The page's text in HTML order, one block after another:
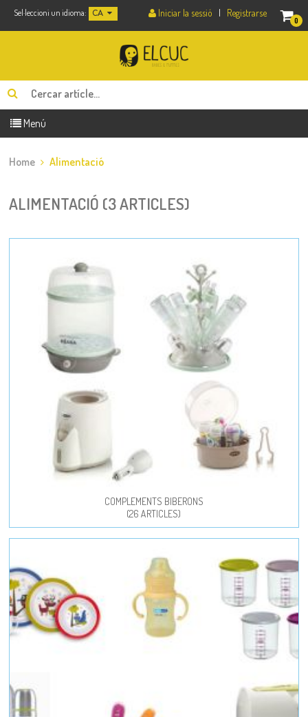
Sel·leccioni un idioma: CA
0
Iniciar la sessió | Registrarse
Menú
Home Alimentació
ALIMENTACIÓ (3 ARTICLES)
COMPLEMENTS BIBERONS
(26 ARTICLES)